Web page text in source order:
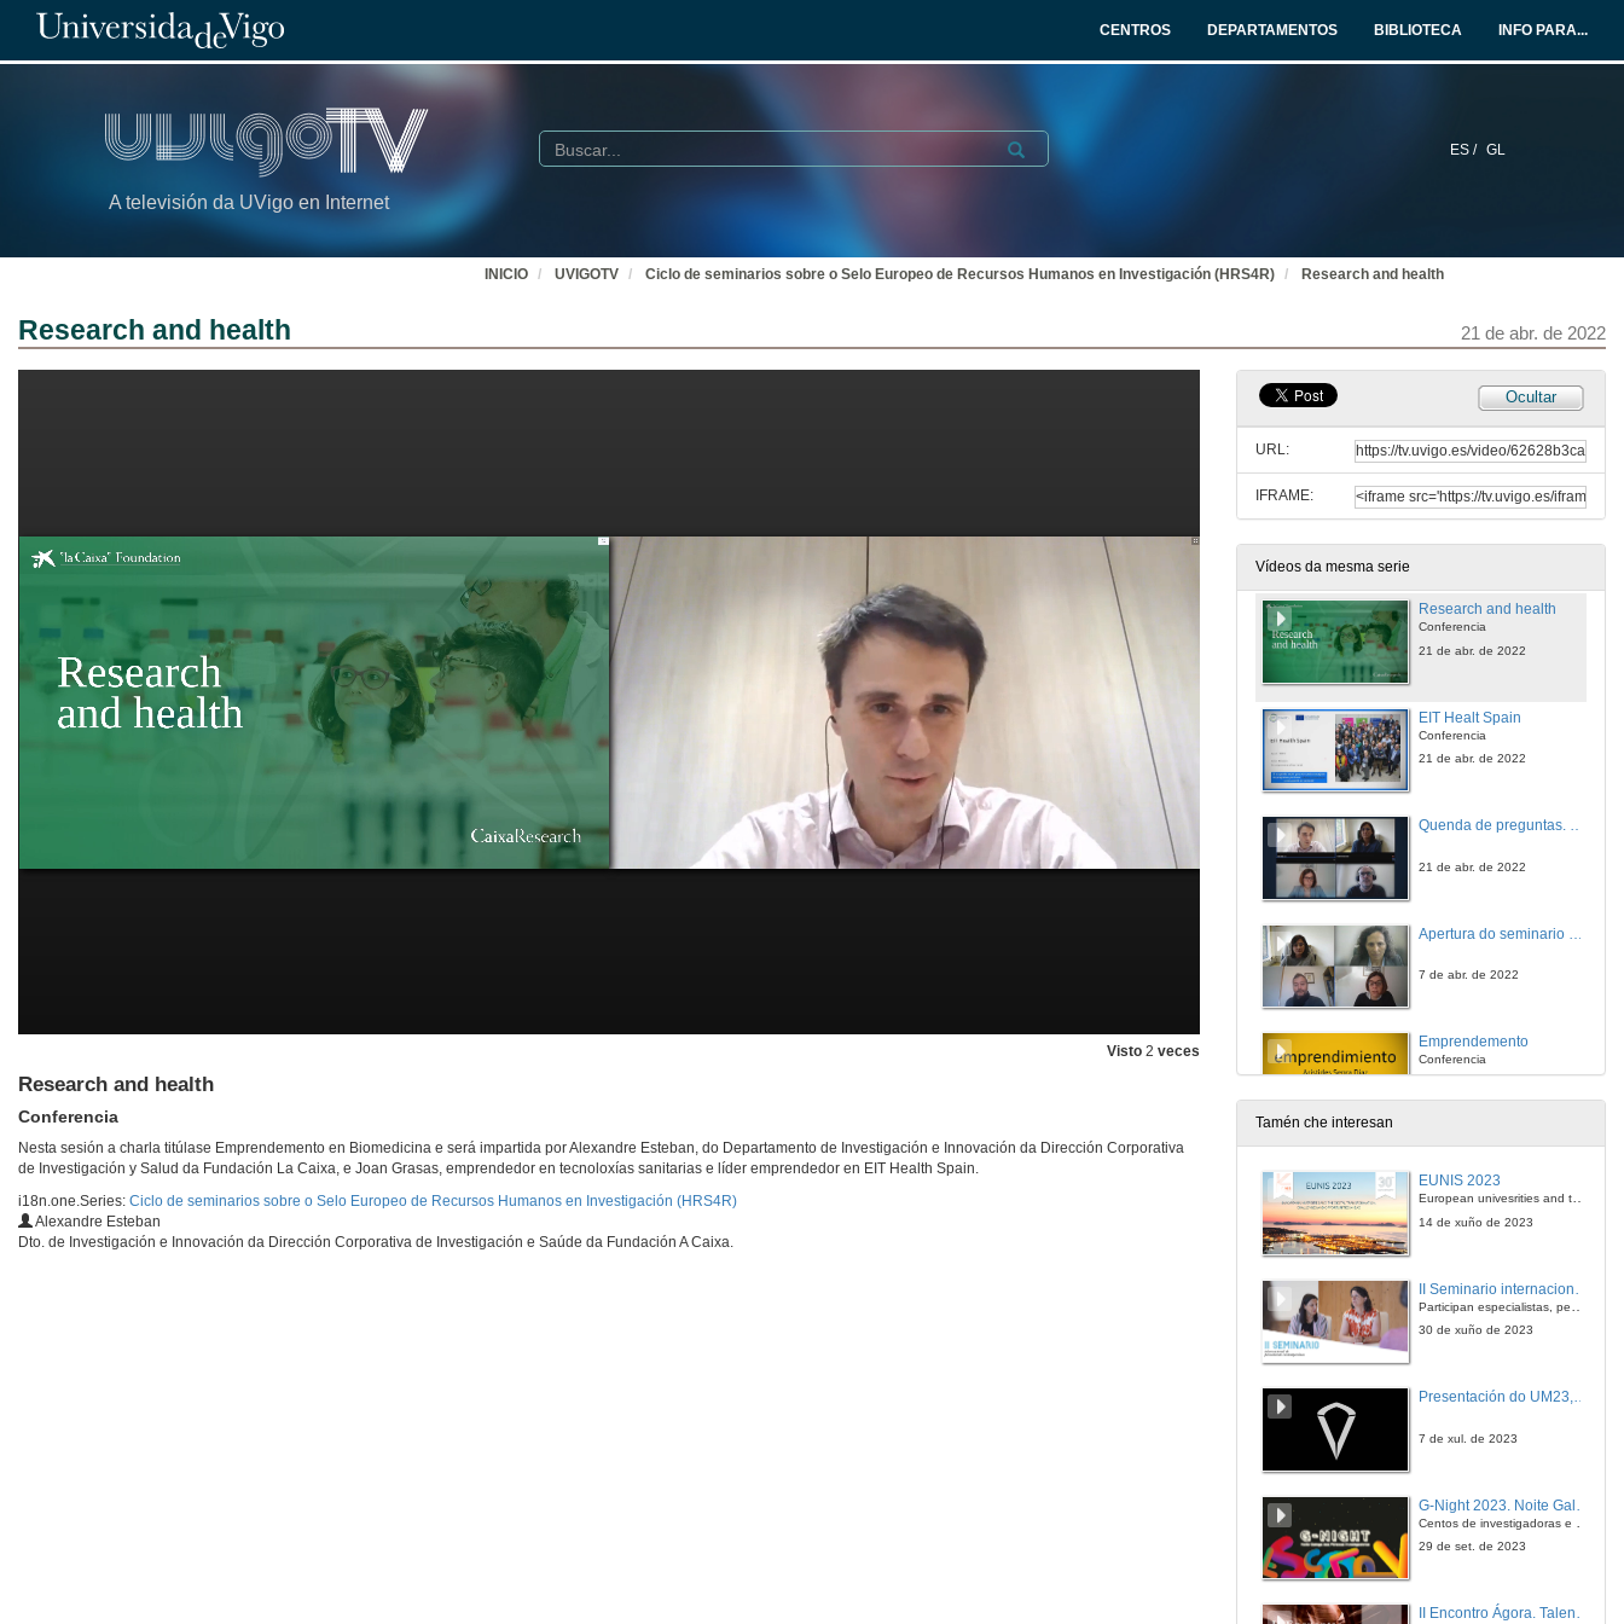
CENTROS DEPARTAMENTOS BIBLIOTECA INFO PARA...
A televisión da UVigo en Internet
ES / GL
Buscar Submit
INICIO UVIGOTV Ciclo de seminarios sobre o Selo Europeo de Recursos Humanos en Investigación (HRS4R) Research and health
Research and health 21 de abr. de 2022
Visto 2 veces
Research and health
Conferencia
Nesta sesión a charla titúlase Emprendemento en Biomedicina e será impartida por Alexandre Esteban, do Departamento de Investigación e Innovación da Dirección Corporativa
de Investigación y Salud da Fundación La Caixa, e Joan Grasas, emprendedor en tecnoloxías sanitarias e líder emprendedor en EIT Health Spain.
i18n.one.Series: Ciclo de seminarios sobre o Selo Europeo de Recursos Humanos en Investigación (HRS4R)
Alexandre Esteban
Dto. de Investigación e Innovación da Dirección Corporativa de Investigación e Saúde da Fundación A Caixa.
Ocultar
URL:
IFRAME:
Vídeos da mesma serie
Quenda de preguntas. Novos criterios de avaliación. Manifesto de Leiden
26 de maio de 2022
Quenda de preguntas. Do laboratorio á empresa. Creación dunha spin-off EBTC
Apertura da xornada e presentación de Alex Esteban
21 de abr. de 2022
Research and health
Conferencia
21 de abr. de 2022
EIT Healt Spain
Conferencia
21 de abr. de 2022
Quenda de preguntas. Research and health. EIT Healt Spain
21 de abr. de 2022
7 de abr. de 2022
Emprendemento
Conferencia
Empresas baseadas no coñecemento
7 de abr. de 2022
31 de mar. de 2022
Tamén che interesan
EUNIS 2023
European univesrities and the digital transformation: challenges and opportunities ahead
14 de xuño de 2023
Participan especialistas, pensadores e pensadoras que traballan desde hai anos sobre temas de pensamento contemporáneo en universidades de Estados Unidos, Reino Unido, Canadá, México e España.
30 de xuño de 2023
Presentación do UM23, o novo monopraza de UVigo Motorsport
7 de xul. de 2023
Centos de investigadoras e investigadores, decenas de actividades e sete cidades
29 de set. de 2023
II Encontro Ágora. Talento e innovación na era da transformación dixital